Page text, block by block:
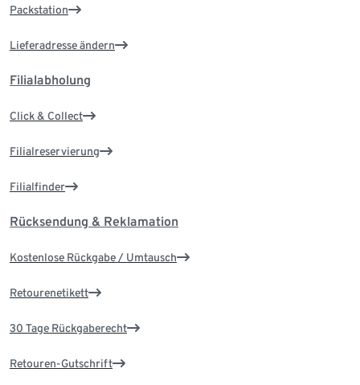
Packstation
Lieferadresse ändern
Filialabholung
Click & Collect
Filialreservierung
Filialfinder
Rücksendung & Reklamation
Kostenlose Rückgabe / Umtausch
Retourenetikett
30 Tage Rückgaberecht
Retouren-Gutschrift